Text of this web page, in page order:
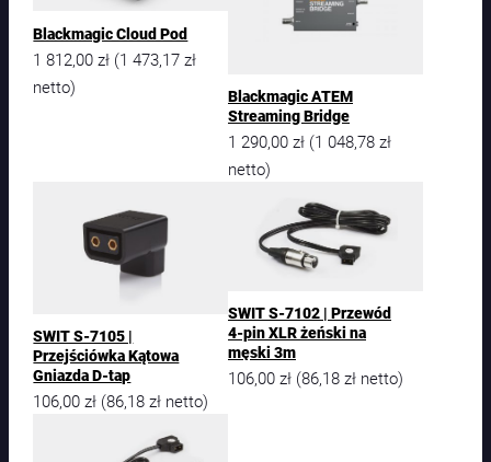
1
0
8
l
a
j
ą
Blackmagic Cloud Pod
1 812,00zł (1 473,17zł
netto)
Blackmagic ATEM
Streaming Bridge
1 290,00 zł (1 048,78 zł
netto)
SWIT S-7105 |
Przejściówka Kątowa
Gniazda D-tap
106,00zł (86,18zł netto)
SWIT S-7102 | Przewód
4-pin XLR żeński na
męski 3m
106,00 zł (86,18 zł netto)